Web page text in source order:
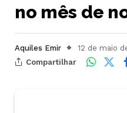
no mês de
Aquiles Emir 12 de maio
Compartilhar